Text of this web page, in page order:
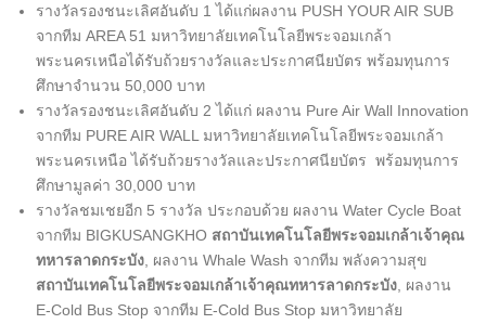
รางวัลรองชนะเลิศอันดับ 1 ได้แก่ผลงาน PUSH YOUR AIR SUB
จากทีม AREA 51 มหาวิทยาลัยเทคโนโลยีพระจอมเกล้า
พระนครเหนือได้รับถ้วยรางวัลและประกาศนียบัตร พร้อมทุนการ
ศึกษาจำนวน 50,000 บาท
รางวัลรองชนะเลิศอันดับ 2 ได้แก่ ผลงาน Pure Air Wall Innovation
จากทีม PURE AIR WALL มหาวิทยาลัยเทคโนโลยีพระจอมเกล้า
พระนครเหนือ ได้รับถ้วยรางวัลและประกาศนียบัตร พร้อมทุนการ
ศึกษามูลค่า 30,000 บาท
รางวัลชมเชยอีก 5 รางวัล ประกอบด้วย ผลงาน Water Cycle Boat
จากทีม BIGKUSANGKHO สถาบันเทคโนโลยีพระจอมเกล้าเจ้าคุณ
ทหารลาดกระบัง , ผลงาน Whale Wash จากทีม พลังความสุข
สถาบันเทคโนโลยีพระจอมเกล้าเจ้าคุณทหารลาดกระบัง , ผลงาน
E-Cold Bus Stop จากทีม E-Cold Bus Stop มหาวิทยาลัย